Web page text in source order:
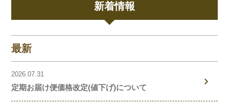
新着情報
最新
2026.07.31
定期お届け便価格改定(値下げ)について